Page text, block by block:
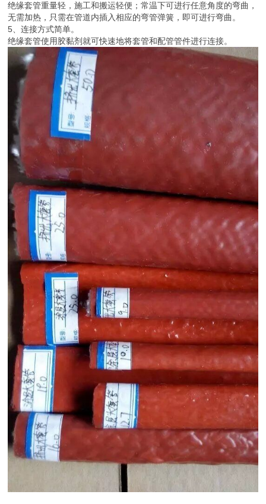
绝缘套管重量轻，施工和搬运轻便；常温下可进行任意角度的弯曲，
无需加热，只需在管道内插入相应的弯管弹簧，即可进行弯曲。
5、连接方式简单。
绝缘套管使用胶黏剂就可快速地将套管和配管管件进行连接。